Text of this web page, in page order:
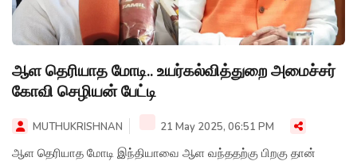
ஆள தெரியாத மோடி.. உயர்கல்வித்துறை அமைச்சர்
கோவி செழியன் பேட்டி
MUTHUKRISHNAN 21 May 2025, 06:51 PM
ஆள தெரியாத மோடி இந்தியாவை ஆள வந்ததற்கு பிறகு தான்